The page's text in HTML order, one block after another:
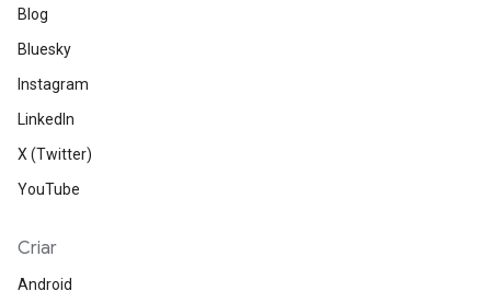
Blog
Bluesky
Instagram
LinkedIn
X (Twitter)
YouTube
Criar
Android